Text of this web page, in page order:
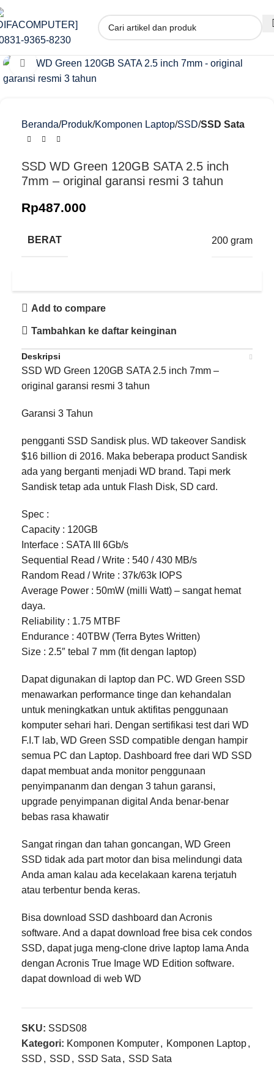
Klik untuk memperbesar
Beranda Produk Komponen Laptop SSD SSD Sata
SSD WD Green 120GB SATA 2.5 inch
7mm – original garansi resmi 3 tahun
Rp487.000
BERAT 200 gram
Add to compare
Tambahkan ke daftar keinginan
Deskripsi
SSD WD Green 120GB SATA 2.5 inch 7mm –
original garansi resmi 3 tahun
Garansi 3 Tahun
pengganti SSD Sandisk plus. WD takeover Sandisk
$16 billion di 2016. Maka beberapa product Sandisk
ada yang berganti menjadi WD brand. Tapi merk
Sandisk tetap ada untuk Flash Disk, SD card.
Spec :
Capacity : 120GB
Interface : SATA III 6Gb/s
Sequential Read / Write : 540 / 430 MB/s
Random Read / Write : 37k/63k IOPS
Average Power : 50mW (milli Watt) – sangat hemat
daya.
Reliability : 1.75 MTBF
Endurance : 40TBW (Terra Bytes Written)
Size : 2.5″ tebal 7 mm (fit dengan laptop)
Dapat digunakan di laptop dan PC. WD Green SSD
menawarkan performance tinge dan kehandalan
untuk meningkatkan untuk aktifitas penggunaan
komputer sehari hari. Dengan sertifikasi test dari WD
F.I.T lab, WD Green SSD compatible dengan hampir
semua PC dan Laptop. Dashboard free dari WD SSD
dapat membuat anda monitor penggunaan
penyimpananm dan dengan 3 tahun garansi,
upgrade penyimpanan digital Anda benar-benar
bebas rasa khawatir
Sangat ringan dan tahan goncangan, WD Green
SSD tidak ada part motor dan bisa melindungi data
Anda aman kalau ada kecelakaan karena terjatuh
atau terbentur benda keras.
Bisa download SSD dashboard dan Acronis
software. And a dapat download free bisa cek condos
SSD, dapat juga meng-clone drive laptop lama Anda
dengan Acronis True Image WD Edition software.
dapat download di web WD
SKU: SSDS08
Kategori: Komponen Komputer, Komponen Laptop,
SSD , SSD , SSD Sata , SSD Sata